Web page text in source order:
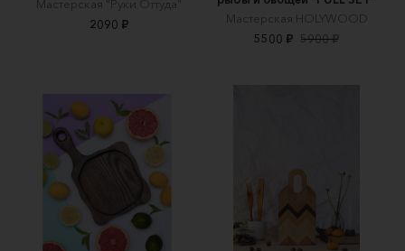
Мастерская "Руки Оттуда"
2090 ₽
Мастерская HOLYWOOD
5500 ₽ 5900 ₽